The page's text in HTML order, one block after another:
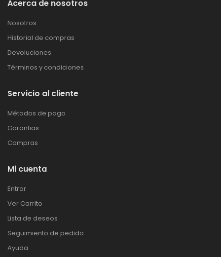
Acerca de nosotros
Nosotros
Historial de compras
Devoluciones
Términos y condiciones
Servicio al cliente
Métodos de pago
Garantias
Compras
Mi cuenta
Entrar
Ver Carrito
Lista de deseos
Seguimiento de pedido
Ayuda